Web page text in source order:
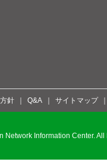
針 Q&A サイトマップ
Information Center. All